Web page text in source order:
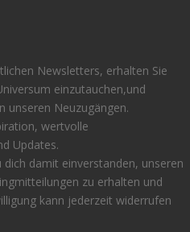
Newsletters, erhalten Sie
einzutauchen,und
unseren Neuzugängen.
wertvolle
Updates.
damit einverstanden, unseren
zu erhalten und
kann jederzeit widerrufen